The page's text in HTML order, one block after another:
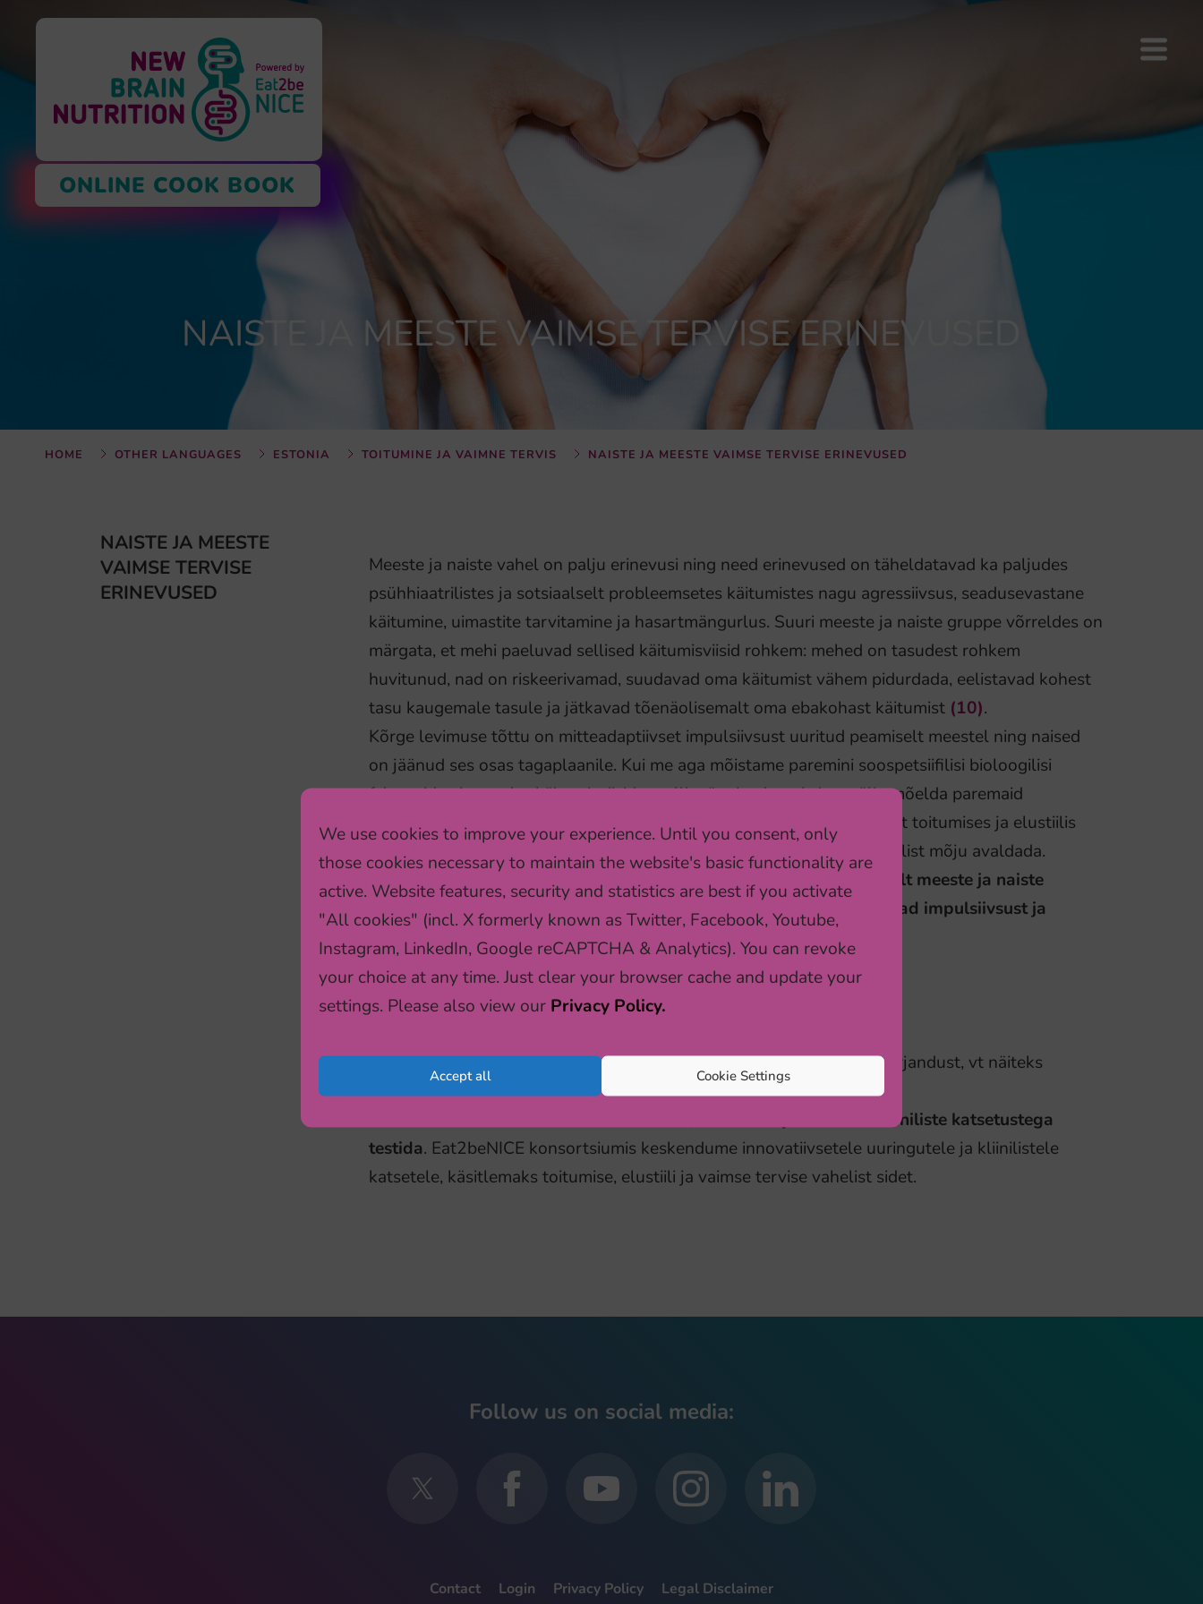
We use cookies to improve your experience. Until you consent, only
those cookies necessary to maintain the website's basic functionality are
active. Website features, security and statistics are best if you activate
"All cookies" (incl. X formerly known as Twitter, Facebook, Youtube,
Instagram, LinkedIn, Google reCAPTCHA & Analytics). You can revoke
your choice at any time. Just clear your browser cache and update your
settings. Please also view our Privacy Policy.
Accept all Cookie Settings
ONLINE COOK BOOK
NAISTE JA MEESTE VAIMSE TERVISE ERINEVUSED
HOME OTHER LANGUAGES ESTONIA TOITUMINE JA VAIMNE TERVIS NAISTE JA MEESTE VAIMSE TERVISE ERINEVUSED
NAISTE JA MEESTE
VAIMSE TERVISE
ERINEVUSED
Meeste ja naiste vahel on palju erinevusi ning need erinevused on täheldatavad ka paljudes
psühhiaatrilistes ja sotsiaalselt probleemsetes käitumistes nagu agressiivsus, seadusevastane
käitumine, uimastite tarvitamine ja hasartmängurlus. Suuri meeste ja naiste gruppe võrreldes on
märgata, et mehi paeluvad sellised käitumisviisid rohkem: mehed on tasudest rohkem
huvitunud, nad on riskeerivamad, suudavad oma käitumist vähem pidurdada, eelistavad kohest
tasu kaugemale tasule ja jätkavad tõenäolisemalt oma ebakohast käitumist (10).
Kõrge levimuse tõttu on mitteadaptiivset impulsiivsust uuritud peamiselt meestel ning naised
on jäänud ses osas tagaplaanile. Kui me aga mõistame paremini soospetsiifilisi bioloogilisi
faktoreid, mis nendes käitumisviisides rolli mängivad, saaksime välja mõelda paremaid
sekkumismeetodeid. Teame tänaseni väga vähe soolistest erinevustest toitumises ja elustiilis
ning sellest, kuidas toitumine ja elustiil võivad käitumisele soospetsiifilist mõju avaldada.
Seepärast keskenduvad Eat2beNICE konsortsiumi uuringud tugevalt meeste ja naiste
vahelistele erinevustele uurides kuidas toitumine ja elustiil mõjutavad impulsiivsust ja
kompulsiivsust
Toitumise ja elustiili mõjust vaimsele tervisele on väga palju teaduskirjandust, vt näiteks
tervislik toitumine.
Enne seda, kui toitumist kasutada ravina, on seda vaja hoolikalt kliiniliste katsetustega
testida. Eat2beNICE konsortsiumis keskendume innovatiivsetele uuringutele ja kliinilistele
katsetele, käsitlemaks toitumise, elustiili ja vaimse tervise vahelist sidet.
Follow us on social media:
Contact Login Privacy Policy Legal Disclaimer